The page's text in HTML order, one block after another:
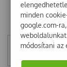
Mentett
minden
google.com-
módosítani az